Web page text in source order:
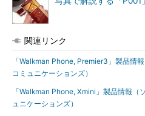
関連リンク
「Walkman Phone, Premier3」製品情
コミュニケーションズ）
「Walkman Phone, Xmini」製品情報（
ュニケーションズ）